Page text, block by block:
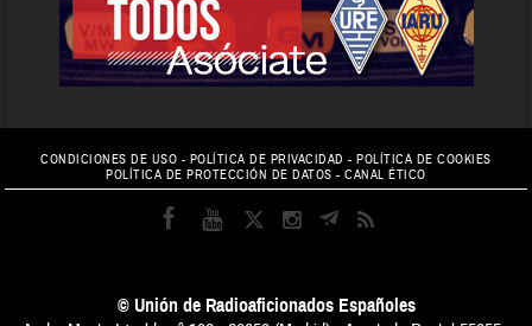
CONDICIONES DE USO - POLÍTICA DE PRIVACIDAD -POLÍTICA DE COOKIES
POLÍTICA DE PROTECCIÓN DE DATOS -CANAL ÉTICO
© Unión de Radioaficionados Españoles